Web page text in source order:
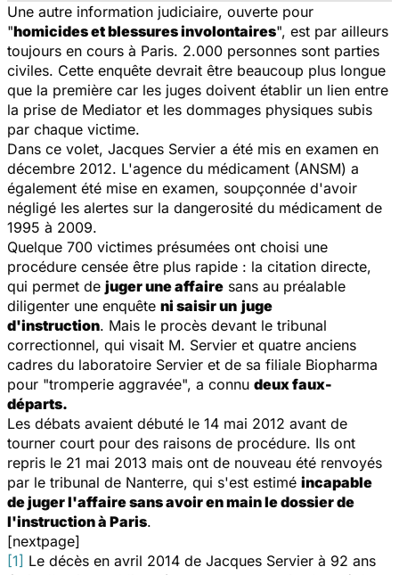
Une autre information judiciaire, ouverte pour
"homicides et blessures involontaires", est par ailleurs
toujours en cours à Paris. 2.000 personnes sont parties
civiles. Cette enquête devrait être beaucoup plus longue
que la première car les juges doivent établir un lien entre
la prise de Mediator et les dommages physiques subis
par chaque victime.
Dans ce volet, Jacques Servier a été mis en examen en
décembre 2012. L'agence du médicament (ANSM) a
également été mise en examen, soupçonnée d'avoir
négligé les alertes sur la dangerosité du médicament de
1995 à 2009.
Quelque 700 victimes présumées ont choisi une
procédure censée être plus rapide : la citation directe,
qui permet de juger une affaire sans au préalable
diligenter une enquête ni saisir un juge
d'instruction. Mais le procès devant le tribunal
correctionnel, qui visait M. Servier et quatre anciens
cadres du laboratoire Servier et de sa filiale Biopharma
pour "tromperie aggravée", a connu deux faux-
départs.
Les débats avaient débuté le 14 mai 2012 avant de
tourner court pour des raisons de procédure. Ils ont
repris le 21 mai 2013 mais ont de nouveau été renvoyés
par le tribunal de Nanterre, qui s'est estimé incapable
de juger l'affaire sans avoir en main le dossier de
l'instruction à Paris.
[nextpage]
[1] Le décès en avril 2014 de Jacques Servier à 92 ans